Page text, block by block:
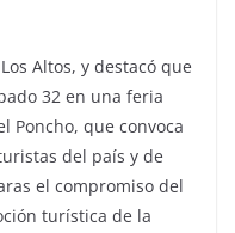
Altos, y destacó que
32 en una feria
Poncho, que convoca
del país y de
el compromiso del
turística de la